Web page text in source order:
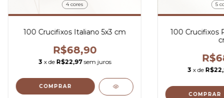
4 cores
100 Crucifixos Italiano 5x3 cm
R$68,90
3 x de R$22,97 sem juros
COMPRAR
5
100 Crucifixos
3 x de
COMPRAR